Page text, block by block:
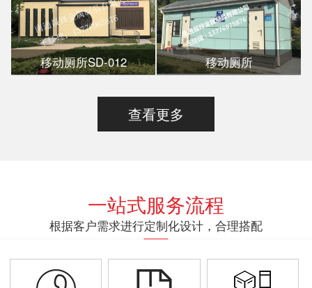
移动厕所SD-012 移动厕所
查看更多
一站式服务流程
根据客户需求进行定制化设计，合理搭配